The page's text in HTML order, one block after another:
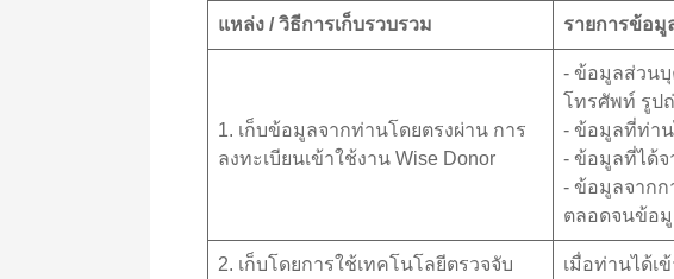
แหล่ง / วิธีการเก็บรวบรวม รายการข้อ
1. เก็บข้อมูลจากท่านโดยตรงผ่าน การ
ลงทะเบียนเข้าใช้งาน Wise Donor
- ข้อมูลส่วนบุ
โทรศัพท์ รูป
- ข้อมูลที่ท่าน
- ข้อมูลที่ได้จ
- ข้อมูลจากก
ตลอดจนข้อมู
2. เก็บโดยการใช้เทคโนโลยีตรวจจับ
เมื่อท่านได้เ